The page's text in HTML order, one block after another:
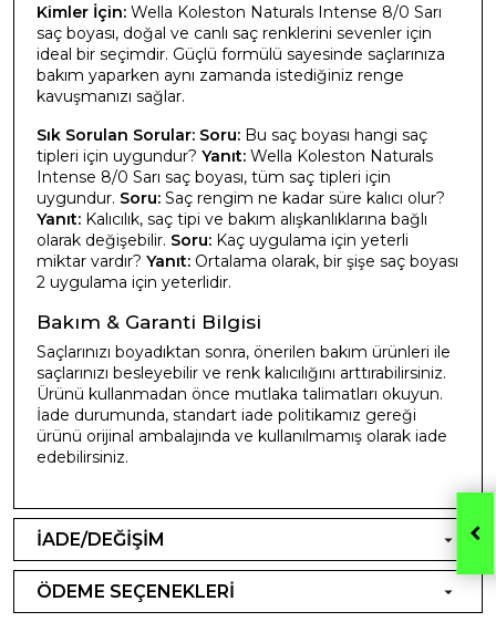
Kimler İçin: Wella Koleston Naturals Intense 8/0 Sarı
saç boyası, doğal ve canlı saç renklerini sevenler için
ideal bir seçimdir. Güçlü formülü sayesinde saçlarınıza
bakım yaparken aynı zamanda istediğiniz renge
kavuşmanızı sağlar.
Sık Sorulan Sorular: Soru: Bu saç boyası hangi saç
tipleri için uygundur? Yanıt: Wella Koleston Naturals
Intense 8/0 Sarı saç boyası, tüm saç tipleri için
uygundur. Soru: Saç rengim ne kadar süre kalıcı olur?
Yanıt: Kalıcılık, saç tipi ve bakım alışkanlıklarına bağlı
olarak değişebilir. Soru: Kaç uygulama için yeterli
miktar vardır? Yanıt: Ortalama olarak, bir şişe saç boyası
2 uygulama için yeterlidir.
Bakım & Garanti Bilgisi
Saçlarınızı boyadıktan sonra, önerilen bakım ürünleri ile
saçlarınızı besleyebilir ve renk kalıcılığını arttırabilirsiniz.
Ürünü kullanmadan önce mutlaka talimatları okuyun.
İade durumunda, standart iade politikamız gereği
ürünü orijinal ambalajında ve kullanılmamış olarak iade
edebilirsiniz.
İADE/DEĞİŞİM
ÖDEME SEÇENEKLERİ